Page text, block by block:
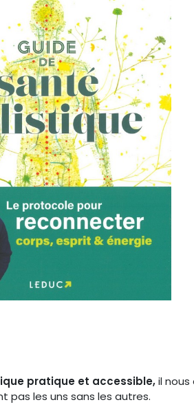
pratique et accessible,il
les uns sans les autres.